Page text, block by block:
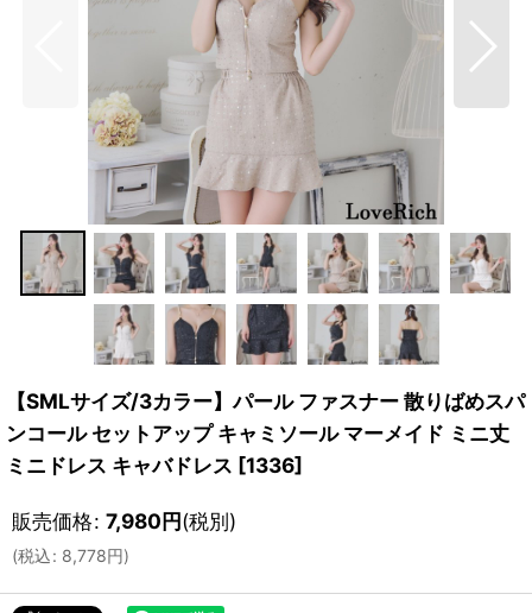
【SMLサイズ/3カラー】パール ファスナー 散りばめスパ
ンコール セットアップ キャミソール マーメイド ミニ丈
ミニドレス キャバドレス [1336]
販売価格: 7,980円(税別)
(税込: 8,778円)